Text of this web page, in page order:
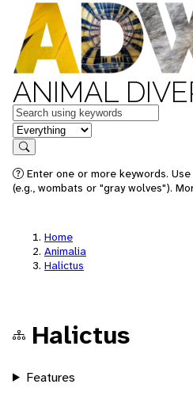
ANIMAL
Keywords
in feature
Search
Enter one or more keywords.
(e.g., wombats or "gray wolves").
Home
Animalia
Halictus
Halictus
Features